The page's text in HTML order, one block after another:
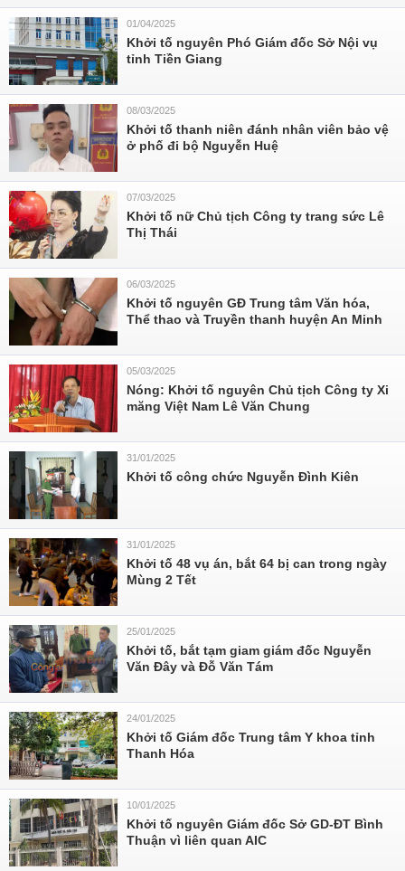
01/04/2025
Khởi tố nguyên Phó Giám đốc Sở Nội vụ
tỉnh Tiền Giang
08/03/2025
Khởi tố thanh niên đánh nhân viên bảo vệ
ở phố đi bộ Nguyễn Huệ
07/03/2025
Khởi tố nữ Chủ tịch Công ty trang sức Lê
Thị Thái
06/03/2025
Khởi tố nguyên GĐ Trung tâm Văn hóa,
Thể thao và Truyền thanh huyện An Minh
05/03/2025
Nóng: Khởi tố nguyên Chủ tịch Công ty Xi
măng Việt Nam Lê Văn Chung
31/01/2025
Khởi tố công chức Nguyễn Đình Kiên
31/01/2025
Khởi tố 48 vụ án, bắt 64 bị can trong ngày
Mùng 2 Tết
25/01/2025
Khởi tố, bắt tạm giam giám đốc Nguyễn
Văn Đây và Đỗ Văn Tám
24/01/2025
Khởi tố Giám đốc Trung tâm Y khoa tỉnh
Thanh Hóa
10/01/2025
Khởi tố nguyên Giám đốc Sở GD-ĐT Bình
Thuận vì liên quan AIC